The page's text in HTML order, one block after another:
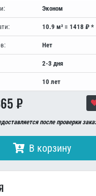
Эконом
10.9 м² = 1418 ₽ *
Нет
2-3 дня
10 лет
₽
после проверки
В корзину